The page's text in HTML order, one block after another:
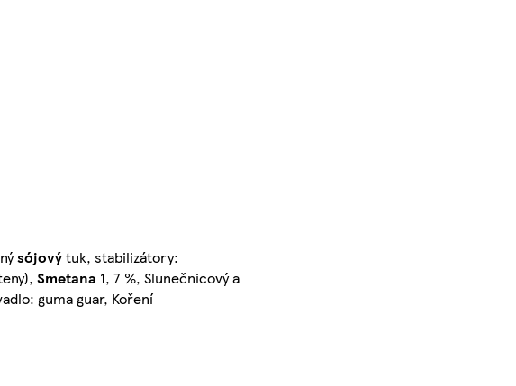
sójovýtuk, stabilizátory:
Smetana 1, 7 %, Slunečnicový a
guma guar, Koření